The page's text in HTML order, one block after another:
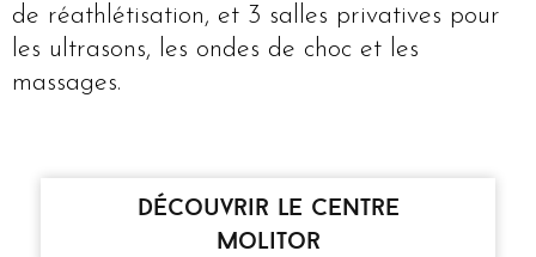
de réathlétisation, et 3 salles privatives pour
les ultrasons, les ondes de choc et les
massages.
découvrir le centre
molitor